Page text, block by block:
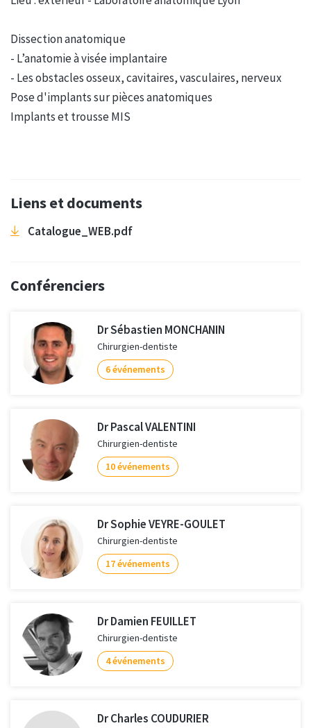
Dissection anatomique
- L’anatomie à visée implantaire
- Les obstacles osseux, cavitaires, vasculaires, nerveux
Pose d'implants sur pièces anatomiques
Implants et trousse MIS
Liens et documents
Catalogue_WEB.pdf
Conférenciers
Dr Sébastien MONCHANIN
Chirurgien-dentiste
6 événements
Dr Pascal VALENTINI
Chirurgien-dentiste
10 événements
Dr Sophie VEYRE-GOULET
Chirurgien-dentiste
17 événements
Dr Damien FEUILLET
Chirurgien-dentiste
4 événements
Dr Charles COUDURIER